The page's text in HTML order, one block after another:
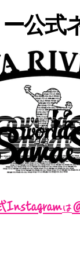
公
Instagramは